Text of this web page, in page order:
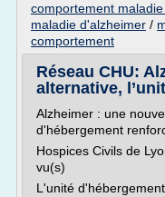
comportement
maladie d'alzheimer /
comportement
Réseau CHU:
alternative,
Alzheimer : une
d'hébergement
Hospices Civils de
vu(s)
L'unité